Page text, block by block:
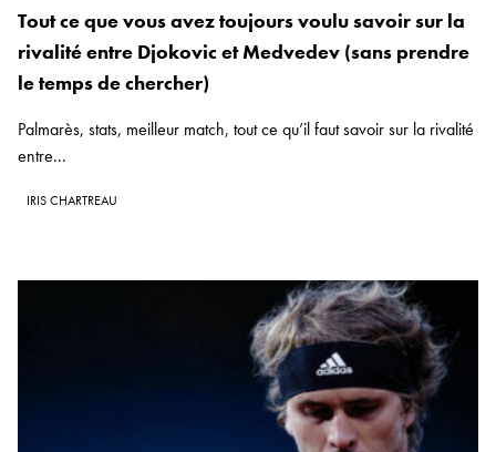
Tout ce que vous avez toujours voulu savoir sur la
rivalité entre Djokovic et Medvedev (sans prendre
le temps de chercher)
Palmarès, stats, meilleur match, tout ce qu’il faut savoir sur la rivalité
entre...
IRIS CHARTREAU